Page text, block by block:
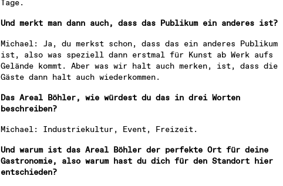
Tage.
Und merkt man dann auch, dass das Publikum ein anderes ist?
Michael: Ja, du merkst schon, dass das ein anderes Publikum
ist, also was speziell dann erstmal für Kunst ab Werk aufs
Gelände kommt. Aber was wir halt auch merken, ist, dass die
Gäste dann halt auch wiederkommen.
Das Areal Böhler, wie würdest du das in drei Worten
beschreiben?
Michael: Industriekultur, Event, Freizeit.
Und warum ist das Areal Böhler der perfekte Ort für deine
Gastronomie, also warum hast du dich für den Standort hier
entschieden?